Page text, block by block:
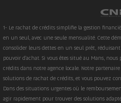
1- Le rachat de crédits simplifie la gestion
en un seul, avec une seule mensualité. Cette
consolider leurs dettes en un seul prêt,
pouvoir d'achat. Si vous êtes situé au Mans,
crédits dans notre agence locale. Notre partenaire
solutions de rachat de crédits, et vous pouvez
Dans des situations urgentes où le
agir rapidement pour trouver des solutions